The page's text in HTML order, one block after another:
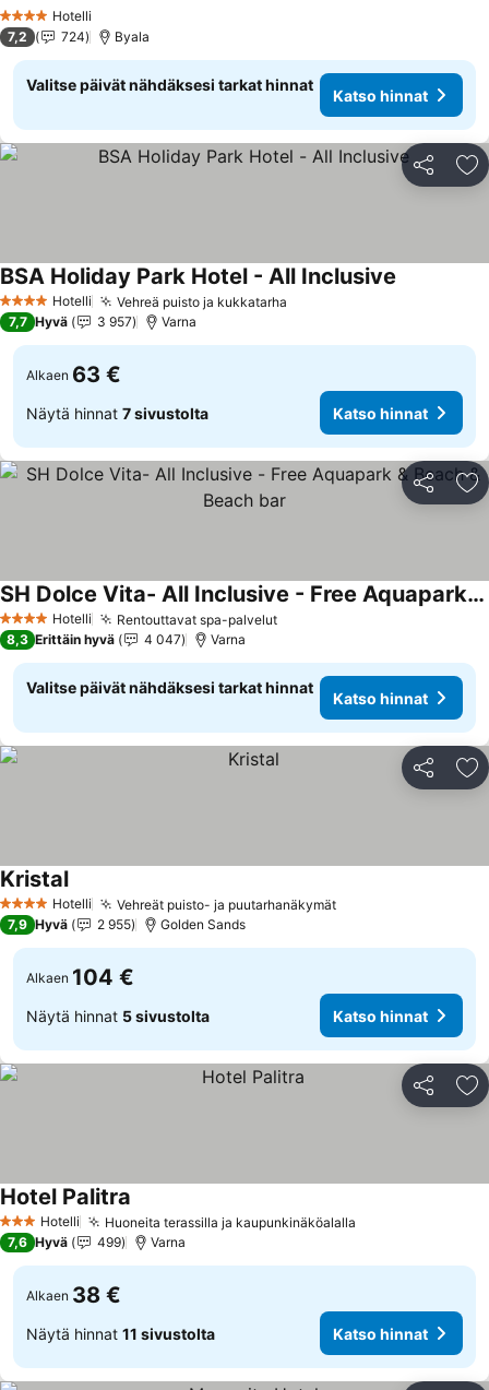
4 Tähtiluokitus
Hotelli
7,2 724 Byala
Valitse päivät nähdäksesi tarkat hinnat
Katso hinnat
Jaa
4 Tähtiluokitus
Hotelli Vehreä puisto ja kukkatarha
BSA Holiday Park Hotel - All Inclusive
7,7 Hyvä 3 957 Varna
Alkaen 63 €
Näytä hinnat 7 sivustolta Katso hinnat
Jaa
4 Tähtiluokitus
Hotelli Rentouttavat spa-palvelutKatso hinnat
SH Dolce Vita- All Inclusive - Free Aquapark & Beach & Beach bar
Katso hinnat
8,3 Erittäin hyvä 4 047 Varna
Valitse päivät nähdäksesi tarkat hinnat
Katso hinnat
Jaa
4 Tähtiluokitus
Hotelli Vehreät puisto- ja puutarhanäkymätKatso hinnat
KristalKatso hinnat
7,9 Hyvä 2 955 Golden Sands
Alkaen 104 €
Näytä hinnat 5 sivustolta Katso hinnat
Jaa
3 Tähtiluokitus
Hotelli Huoneita terassilla ja kaupunkinäköalalla
Hotel Palitra
7,6 Hyvä 499 Varna
Alkaen 38 €
Näytä hinnat 11 sivustolta Katso hinnat